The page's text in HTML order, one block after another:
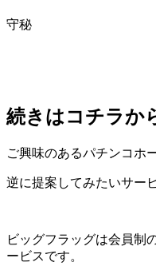
守秘
続きはコチラか
ご興味のあるパチンコホ
逆に提案してみたいサー
ビッグフラッグは会員制
ービスです。